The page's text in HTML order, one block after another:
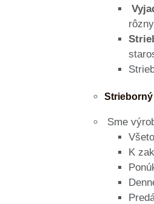
Strieborný
Sme
K